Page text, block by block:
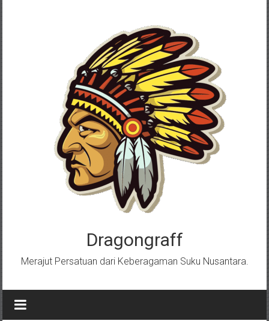
Dragongraff
Merajut Persatuan dari Keberagaman Suku Nusantara.